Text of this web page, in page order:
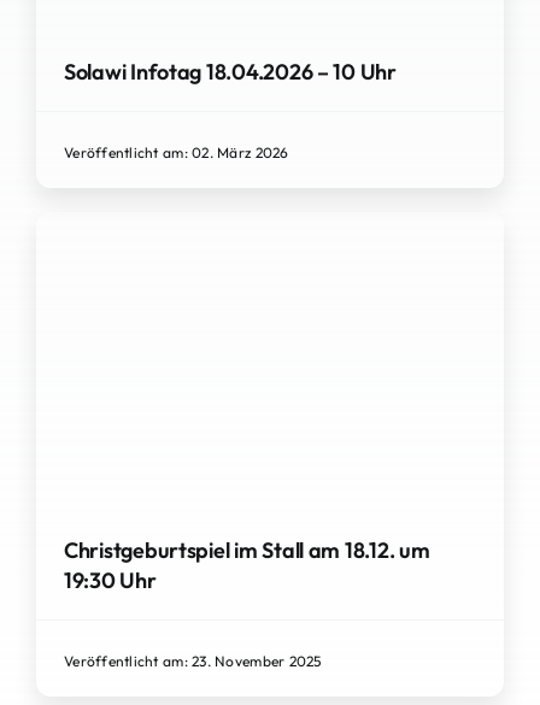
Solawi Infotag 18.04.2026 – 10 Uhr
Veröffentlicht am: 02. März 2026
Christgeburtspiel im Stall am 18.12. um
19:30 Uhr
Veröffentlicht am: 23. November 2025